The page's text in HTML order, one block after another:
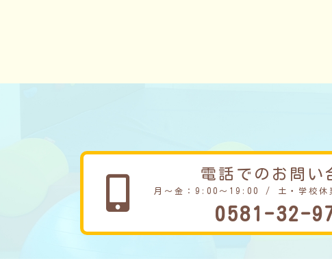
電話でのお問い
月～金：9:00～19:00 / 土・学校休
0581-32-